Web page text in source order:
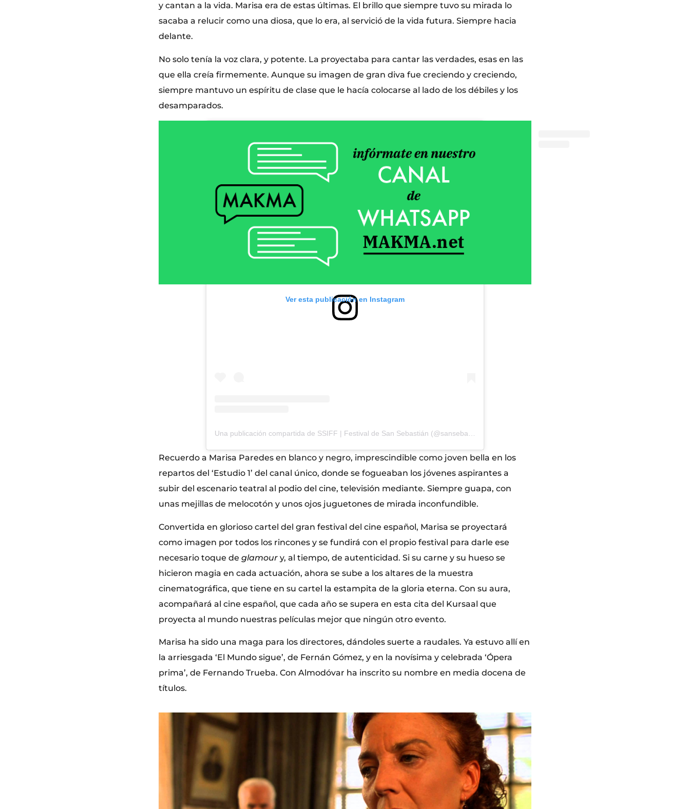
y cantan a la vida. Marisa era de estas últimas. El brillo que siempre tuvo su mirada lo
sacaba a relucir como una diosa, que lo era, al servició de la vida futura. Siempre hacia
delante.
No solo tenía la voz clara, y potente. La proyectaba para cantar las verdades, esas en las
que ella creía firmemente. Aunque su imagen de gran diva fue creciendo y creciendo,
siempre mantuvo un espíritu de clase que le hacía colocarse al lado de los débiles y los
desamparados.
Ver esta publicación en Instagram
Una publicación compartida de SSIFF | Festival de San Sebastián (@sansebastianfes)
Recuerdo a Marisa Paredes en blanco y negro, imprescindible como joven bella en los
repartos del ‘Estudio 1’ del canal único, donde se fogueaban los jóvenes aspirantes a
subir del escenario teatral al podio del cine, televisión mediante. Siempre guapa, con
unas mejillas de melocotón y unos ojos juguetones de mirada inconfundible.
Convertida en glorioso cartel del gran festival del cine español, Marisa se proyectará
como imagen por todos los rincones y se fundirá con el propio festival para darle ese
necesario toque de glamour y, al tiempo, de autenticidad. Si su carne y su hueso se
hicieron magia en cada actuación, ahora se sube a los altares de la muestra
cinematográfica, que tiene en su cartel la estampita de la gloria eterna. Con su aura,
acompañará al cine español, que cada año se supera en esta cita del Kursaal que
proyecta al mundo nuestras películas mejor que ningún otro evento.
Marisa ha sido una maga para los directores, dándoles suerte a raudales. Ya estuvo allí en
la arriesgada ‘El Mundo sigue’, de Fernán Gómez, y en la novísima y celebrada ‘Ópera
prima’, de Fernando Trueba. Con Almodóvar ha inscrito su nombre en media docena de
títulos.